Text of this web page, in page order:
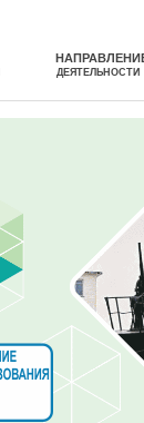
ДЕЯТЕЛЬНОСТИ